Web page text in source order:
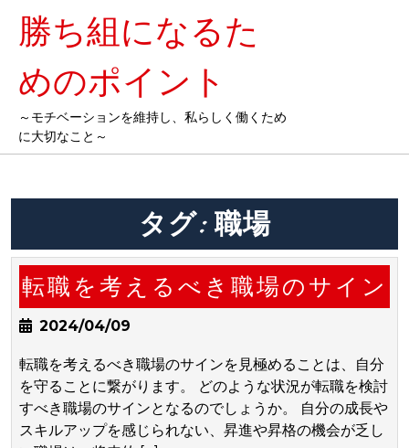
勝ち組になるた
めのポイント
～モチベーションを維持し、私らしく働くため
に大切なこと～
タグ:職場
転職を考えるべき職場のサイン
2024/04/09
転職を考えるべき職場のサインを見極めることは、自分
を守ることに繋がります。 どのような状況が転職を検討
すべき職場のサインとなるのでしょうか。 自分の成長や
スキルアップを感じられない、昇進や昇格の機会が乏し